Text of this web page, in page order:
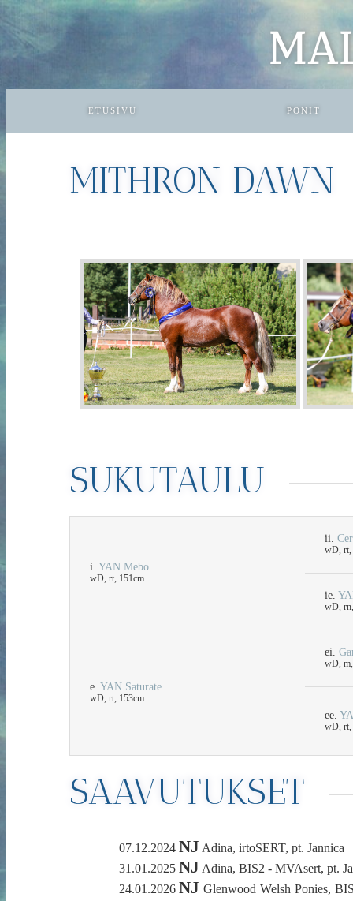
ETUSIVU PONIT
MITHRON DAWN
SUKUTAULU
i. YAN Mebo
wD, rt, 151cm
ii.
wD, rt,
ie.
wD,
e. YAN Saturate
wD, rt, 153cm
ei.
wD,
ee.
wD, rt,
SAAVUTUKSET
07.12.2024 NJ Adina, irtoSERT, pt. Jannica
31.01.2025 NJ Adina, BIS2 - MVAsert, pt.
24.01.2026 NJ Glenwood Welsh Ponies,